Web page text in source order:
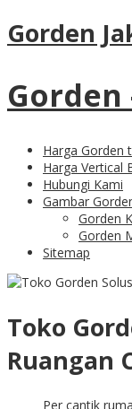
Gorden
Gorden
Harga Gorden
Harga Vertical
Hubungi Kami
Gambar
Gorden
Gorden
Sitemap
Toko
Ruangan
Per cantik